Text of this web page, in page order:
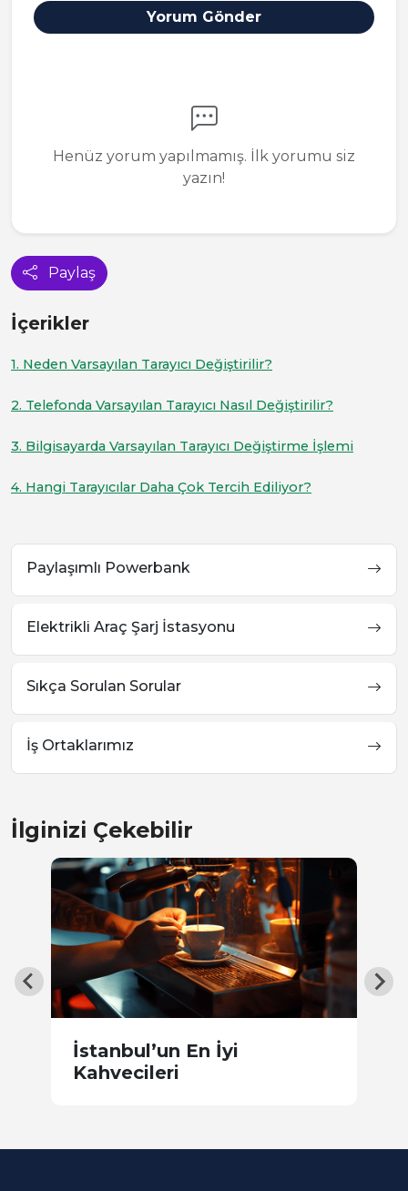
Paylaş
Yorum Gönder
Henüz yorum yapılmamış. İlk yorumu siz
yazın!
İçerikler
1. Neden Varsayılan Tarayıcı Değiştirilir?
2. Telefonda Varsayılan Tarayıcı Nasıl Değiştirilir?
3. Bilgisayarda Varsayılan Tarayıcı Değiştirme İşlemi
4. Hangi Tarayıcılar Daha Çok Tercih Ediliyor?
Paylaşımlı Powerbank
Elektrikli Araç Şarj İstasyonu
Sıkça Sorulan Sorular
İş Ortaklarımız
İlginizi Çekebilir
İstanbul’un En İyi
Kahvecileri